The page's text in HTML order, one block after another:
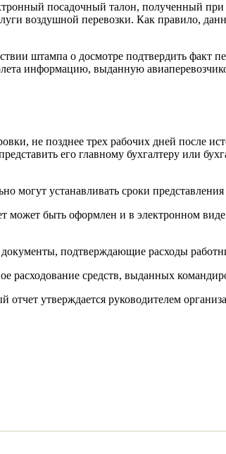
посадочный талон, полученный
воздушной перевозки. Как правило,
штампа о досмотре подтвердить
информацию, выданную
не позднее трех рабочих дней после
его главному бухгалтеру или
могут устанавливать сроки представления
может быть оформлен и в электронном
подтверждающие расходы
расходование средств, выданных
отчет утверждается руководителем